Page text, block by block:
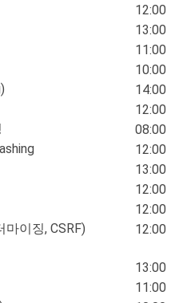
12:00
13:00
11:00
10:00
14:00
12:00
08:00
12:00
13:00
12:00
12:00
이징, CSRF)
12:00
13:00
11:00